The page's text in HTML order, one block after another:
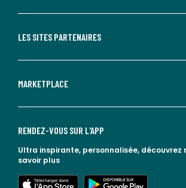
LES SITES PARTENAIRES
MARKETPLACE
RENDEZ-VOUS SUR L'APP
Ultra inspirante, personnalisée, découvrez
savoir plus
lien vers l'app store
lien vers google play